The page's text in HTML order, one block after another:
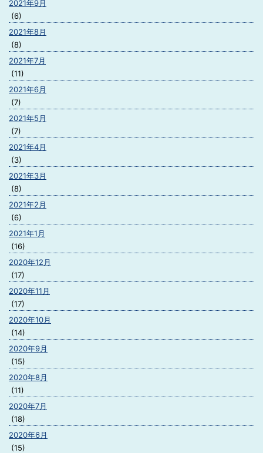
2021年9月
(6)
2021年8月
(8)
2021年7月
(11)
2021年6月
(7)
2021年5月
(7)
2021年4月
(3)
2021年3月
(8)
2021年2月
(6)
2021年1月
(16)
2020年12月
(17)
2020年11月
(17)
2020年10月
(14)
2020年9月
(15)
2020年8月
(11)
2020年7月
(18)
2020年6月
(15)